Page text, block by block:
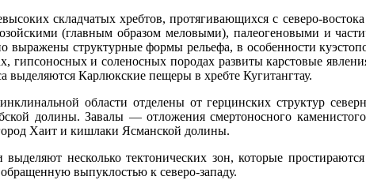
складчатых хребтов, протягивающихся с северо-
(главным образом меловыми), палеогеновыми и
выражены структурные формы рельефа, в особенности
гипсоносных и соленосных породах развиты карстовые
выделяются Карлюкские пещеры в хребте Кугитангтау.
области отделены от герцинских структур
долины. Завалы — отложения смертоносного
Хаит и кишлаки Ясманской долины.
несколько тектонических зон, которые
выпуклостью к северо-западу.